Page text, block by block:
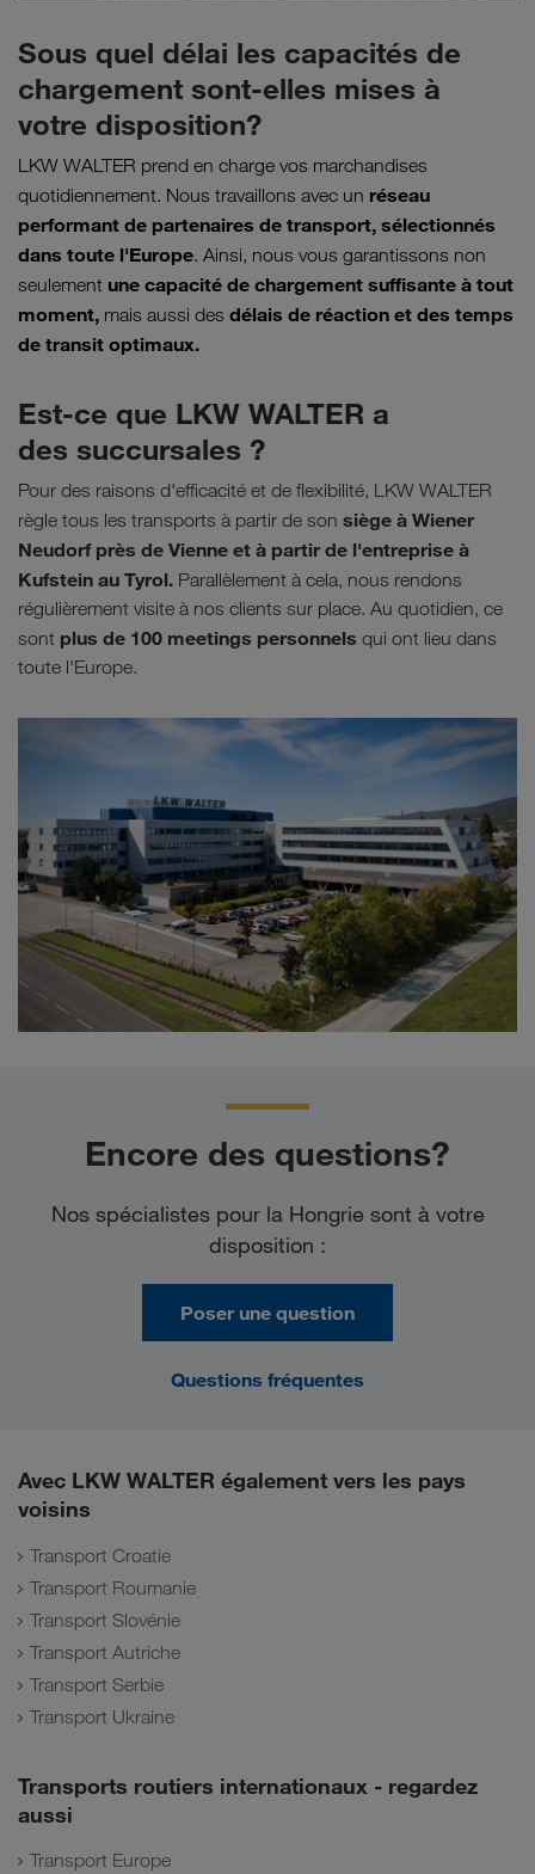
Sous quel délai les capacités de
chargement sont-elles mises à
votre disposition?
LKW WALTER prend en charge vos marchandises
quotidiennement. Nous travaillons avec un réseau
performant de partenaires de transport, sélectionnés
dans toute l'Europe. Ainsi, nous vous garantissons non
seulement une capacité de chargement suffisante à tout
moment, mais aussi des délais de réaction et des temps
de transit optimaux.
Est-ce que LKW WALTER a
des succursales ?
Pour des raisons d'efficacité et de flexibilité, LKW WALTER
règle tous les transports à partir de son siège à Wiener
Neudorf près de Vienne et à partir de l'entreprise à
Kufstein au Tyrol. Parallèlement à cela, nous rendons
régulièrement visite à nos clients sur place. Au quotidien, ce
sont plus de 100 meetings personnels qui ont lieu dans
toute l'Europe.
Encore des questions?
Nos spécialistes pour la Hongrie sont à votre
disposition :
Poser une question
Questions fréquentes
Avec LKW WALTER également vers les pays
voisins
Transport Croatie
Transport Roumanie
Transport Slovénie
Transport Autriche
Transport Serbie
Transport Ukraine
Transports routiers internationaux - regardez
aussi
Transport Europe